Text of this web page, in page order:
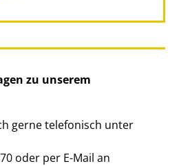
zu unserem
gerne telefonisch unter
oder per E-Mail an